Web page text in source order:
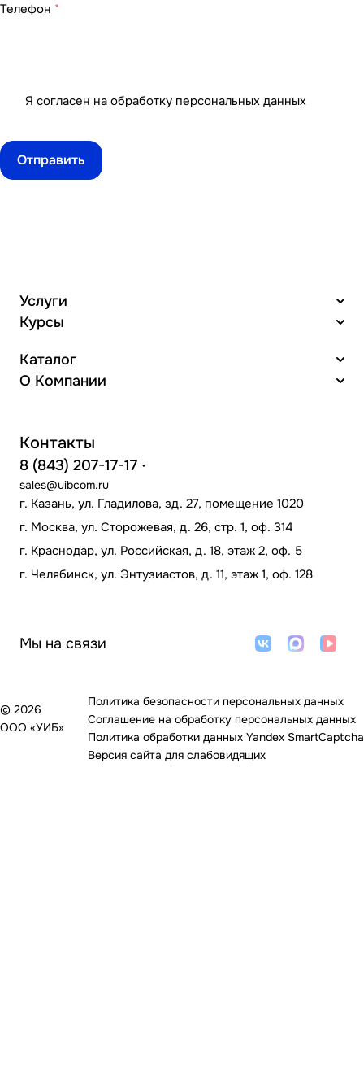
Телефон *
Я согласен на обработку персональных данных
Услуги
Курсы
Каталог
О Компании
Контакты
8 (843) 207-17-17
sales@uibcom.ru
г. Казань, ул. Гладилова, зд. 27, помещение 1020
г. Москва, ул. Сторожевая, д. 26, стр. 1, оф. 314
г. Краснодар, ул. Российская, д. 18, этаж 2, оф. 5
г. Челябинск, ул. Энтузиастов, д. 11, этаж 1, оф. 128
Мы на связи
© 2026
ООО «УИБ»
Политика безопасности персональных данных
Соглашение на обработку персональных данных
Политика обработки данных Yandex SmartCaptcha
Версия сайта для слабовидящих